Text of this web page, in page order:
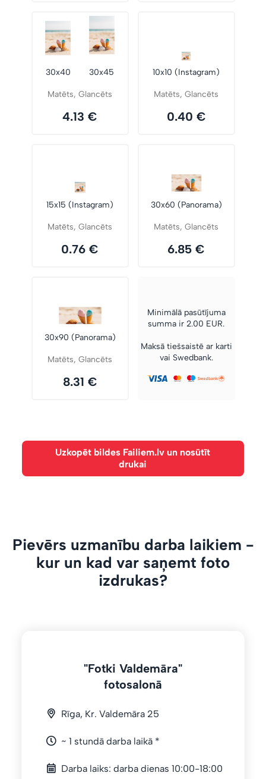
30x40 30x45
Matēts, Glancēts
4.13 €
10x10 (Instagram)
Matēts, Glancēts
0.40 €
15x15 (Instagram)
Matēts, Glancēts
0.76 €
30x60 (Panorama)
Matēts, Glancēts
6.85 €
30x90 (Panorama)
Matēts, Glancēts
8.31 €
Minimālā pasūtījuma
summa ir 2.00 EUR.
Maksā tiešsaistē ar karti
vai Swedbank.
Uzkopēt bildes Failiem.lv un nosūtīt
drukai
Pievērs uzmanību darba laikiem -
kur un kad var saņemt foto
izdrukas?
"Fotki Valdemāra"
fotosalonā
Rīga, Kr. Valdemāra 25
~ 1 stundā darba laikā *
Darba laiks: darba dienas 10:00-18:00